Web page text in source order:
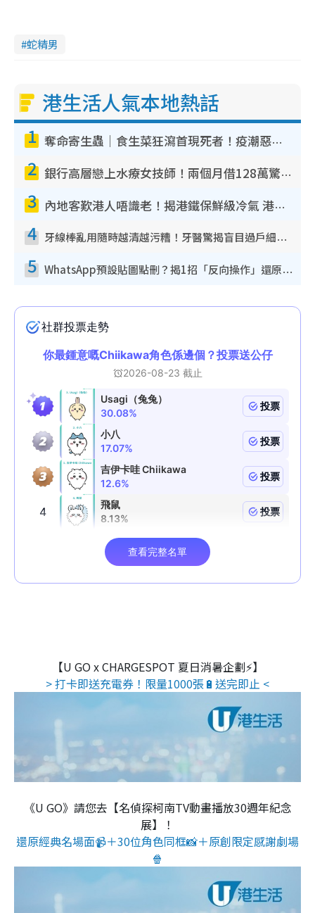
蛇精男
港生活人氣本地熱話
1 奪命寄生蟲｜食生菜狂瀉首現死者！疫潮惡化錄1.8萬宗病例 揭洗菜3大謬誤
2 銀行高層戀上水療女技師！兩個月借128萬驚覺「沉船」沉落火海 揭背後疑似邪教操控賣淫
3 內地客歎港人唔識老！揭港鐵保鮮級冷氣 港人求放過：咪投訴
4 牙線棒亂用隨時越清越污糟！牙醫驚揭盲目過戶細菌恐致蛀牙：呢種先係日常真保養
5 WhatsApp預設貼圖點刪？揭1招「反向操作」還原簡潔介面 附3步實測教學
【U GO x CHARGESPOT 夏日消暑企劃⚡】
> 打卡即送充電券！限量1000張🔋送完即止 <
《U GO》請您去【名偵探柯南TV動畫播放30週年紀念
展】！
還原經典名場面📹＋30位角色同框📸＋原創限定感謝劇場
🍿